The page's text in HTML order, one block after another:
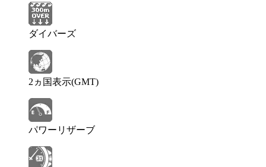
ダイバーズ
2ヵ国表示(GMT)
パワーリザーブ